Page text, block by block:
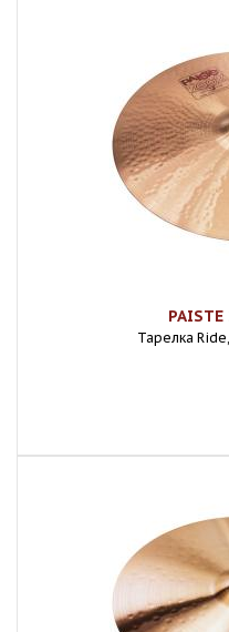
Тарелка